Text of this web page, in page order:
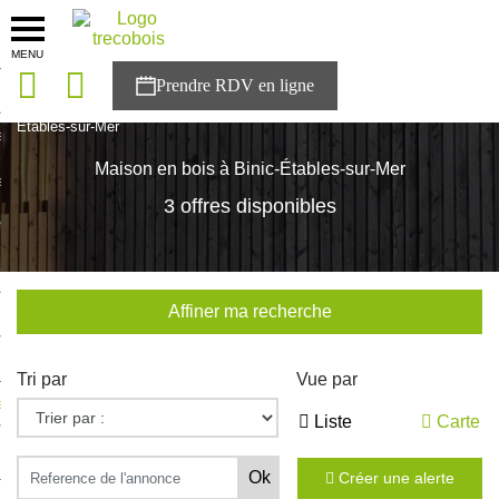
MENU
solutions
Trecobois
à NESTOR
Étables-sur-Mer
Maison en bois à Binic-Étables-sur-Mer
3 offres disponibles
Affiner ma recherche
Tri par Vue par
Liste Carte
Créer une alerte